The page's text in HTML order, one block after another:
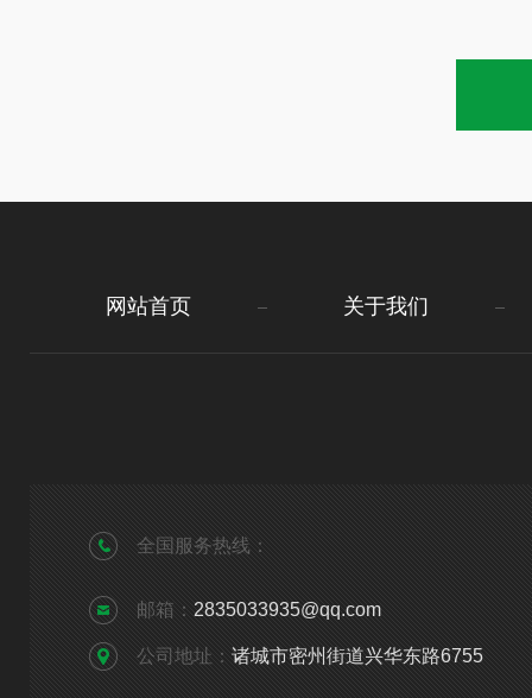
网站首页 关于我们
全国服务热线：
邮箱： 2835033935@qq.com
公司地址： 诸城市密州街道兴华东路6755